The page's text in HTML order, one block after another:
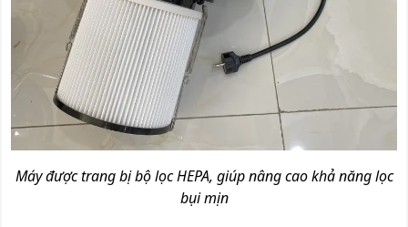
Máy được trang bị bộ lọc HEPA, giúp nâng cao khả năng lọc
bụi mịn